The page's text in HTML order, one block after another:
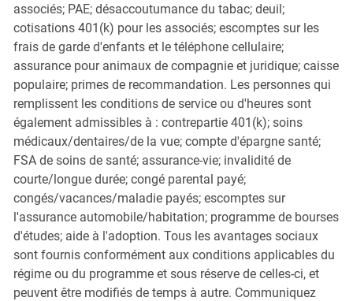
associés; PAE; désaccoutumance du tabac; deuil;
cotisations 401(k) pour les associés; escomptes sur les
frais de garde d'enfants et le téléphone cellulaire;
assurance pour animaux de compagnie et juridique; caisse
populaire; primes de recommandation. Les personnes qui
remplissent les conditions de service ou d'heures sont
également admissibles à : contrepartie 401(k); soins
médicaux/dentaires/de la vue; compte d'épargne santé;
FSA de soins de santé; assurance-vie; invalidité de
courte/longue durée; congé parental payé;
congés/vacances/maladie payés; escomptes sur
l'assurance automobile/habitation; programme de bourses
d'études; aide à l'adoption. Tous les avantages sociaux
sont fournis conformément aux conditions applicables du
régime ou du programme et sous réserve de celles-ci, et
peuvent être modifiés de temps à autre. Communiquez